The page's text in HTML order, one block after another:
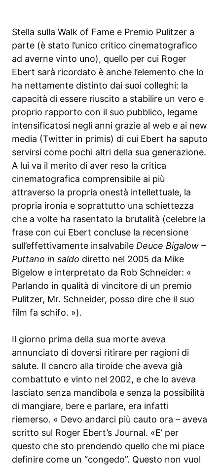
Stella sulla Walk of Fame e Premio Pulitzer a
parte (è stato l’unico critico cinematografico
ad averne vinto uno), quello per cui Roger
Ebert sarà ricordato è anche l’elemento che lo
ha nettamente distinto dai suoi colleghi: la
capacità di essere riuscito a stabilire un vero e
proprio rapporto con il suo pubblico, legame
intensificatosi negli anni grazie al web e ai new
media (Twitter in primis) di cui Ebert ha saputo
servirsi come pochi altri della sua generazione.
A lui va il merito di aver reso la critica
cinematografica comprensibile ai più
attraverso la propria onestà intellettuale, la
propria ironia e soprattutto una schiettezza
che a volte ha rasentato la brutalità (celebre la
frase con cui Ebert concluse la recensione
sull’effettivamente insalvabile Deuce Bigalow –
Puttano in saldo diretto nel 2005 da Mike
Bigelow e interpretato da Rob Schneider: «
Parlando in qualità di vincitore di un premio
Pulitzer, Mr. Schneider, posso dire che il suo
film fa schifo. »).
Il giorno prima della sua morte aveva
annunciato di doversi ritirare per ragioni di
salute. Il cancro alla tiroide che aveva già
combattuto e vinto nel 2002, e che lo aveva
lasciato senza mandibola e senza la possibilità
di mangiare, bere e parlare, era infatti
riemerso. « Devo andarci più cauto ora – aveva
scritto sul Roger Ebert’s Journal. «E’ per
questo che sto prendendo quello che mi piace
definire come un “congedo”. Questo non vuol